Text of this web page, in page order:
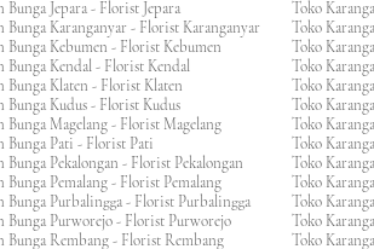
Bunga Jepara - Florist Jepara
Bunga Karanganyar - Florist Karanganyar
Bunga Kebumen - Florist Kebumen
Bunga Kendal - Florist Kendal
Bunga Klaten - Florist Klaten
Bunga Kudus - Florist Kudus
Bunga Magelang - Florist Magelang
Bunga Pati - Florist Pati
Bunga Pekalongan - Florist Pekalongan
Bunga Pemalang - Florist Pemalang
Bunga Purbalingga - Florist Purbalingga
Bunga Purworejo - Florist Purworejo
Bunga Rembang - Florist Rembang
Toko
Toko
Toko
Toko
Toko
Toko
Toko
Toko
Toko
Toko
Toko
Toko
Toko